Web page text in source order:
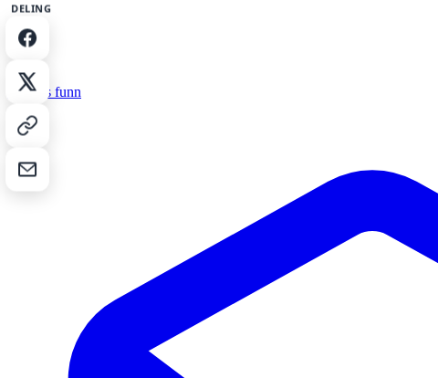
DELING
Del på Facebook
Del på X
Kopier lenke
Send på e-post
Dagens funn